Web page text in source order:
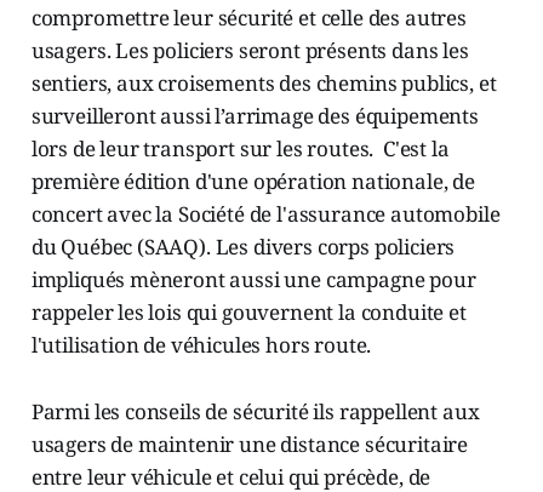
compromettre leur sécurité et celle des autres
usagers. Les policiers seront présents dans les
sentiers, aux croisements des chemins publics, et
surveilleront aussi l’arrimage des équipements
lors de leur transport sur les routes. C'est la
première édition d'une opération nationale, de
concert avec la Société de l'assurance automobile
du Québec (SAAQ). Les divers corps policiers
impliqués mèneront aussi une campagne pour
rappeler les lois qui gouvernent la conduite et
l'utilisation de véhicules hors route.
Parmi les conseils de sécurité ils rappellent aux
usagers de maintenir une distance sécuritaire
entre leur véhicule et celui qui précède, de